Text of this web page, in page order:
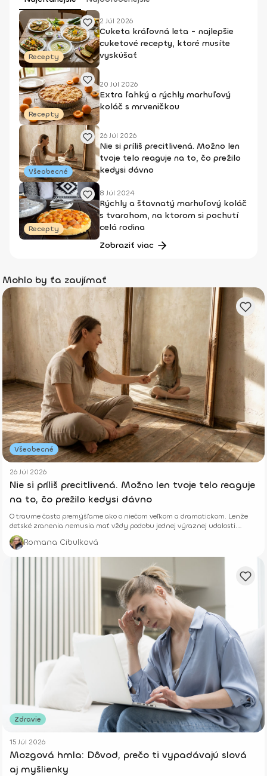
Recepty
2 Júl 2026
Cuketa kráľovná leta - najlepšie
cuketové recepty, ktoré musíte
vyskúšať
Recepty
20 Júl 2026
Extra ľahký a rýchly marhuľový
koláč s mrveničkou
Všeobecné
26 Júl 2026
Nie si príliš precitlivená. Možno len
tvoje telo reaguje na to, čo prežilo
kedysi dávno
Recepty
8 Júl 2024
Rýchly a šťavnatý marhuľový koláč
s tvarohom, na ktorom si pochutí
celá rodina
Zobraziť viac
Mohlo by ťa zaujímať
Všeobecné
26 Júl 2026
Nie si príliš precitlivená. Možno len tvoje telo reaguje
na to, čo prežilo kedysi dávno
O traume často premýšľame ako o niečom veľkom a dramatickom. Lenže
detské zranenia nemusia mať vždy podobu jednej výraznej udalosti.
Niekedy rastú potichu.
Romana Cibulková
Zdravie
15 Júl 2026
Mozgová hmla: Dôvod, prečo ti vypadávajú slová
aj myšlienky